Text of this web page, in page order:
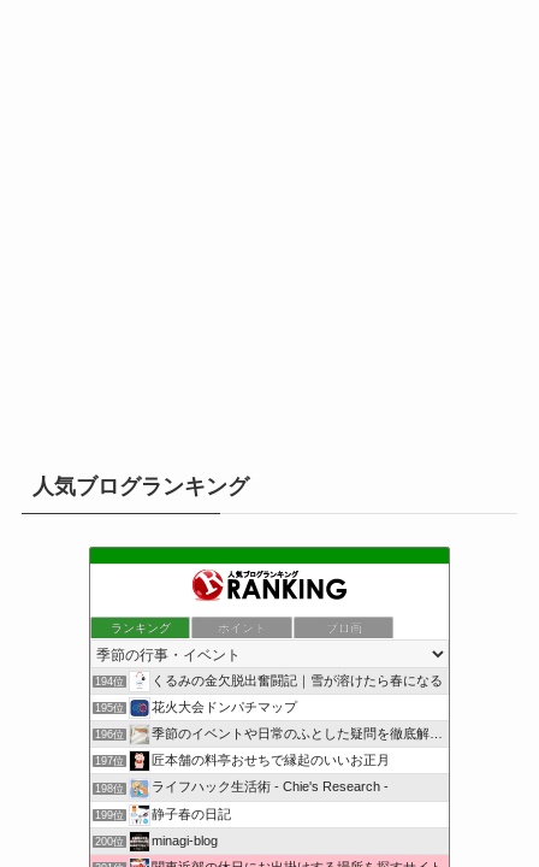
人気ブログランキング
ランキング ポイント ブロ画
194位 くるみの金欠脱出奮闘記｜雪が溶けたら春になる
195位 花火大会ドンパチマップ
196位 季節のイベントや日常のふとした疑問を徹底解説！
197位 匠本舗の料亭おせちで縁起のいいお正月
198位 ライフハック生活術 - Chie's Research -
199位 静子春の日記
200位 minagi-blog